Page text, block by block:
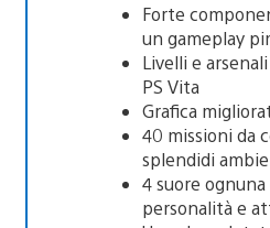
Forte
un gameplay
Livelli e
PS Vita
Grafica
40 missioni da
splendidi
4 suore
personalità e